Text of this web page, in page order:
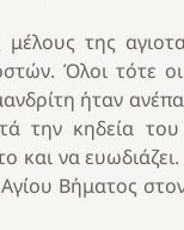
της
Όλοι τότε
ήταν
την κηδεία του
και να
Βήματος